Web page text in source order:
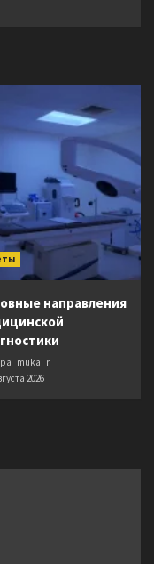
направления
2026